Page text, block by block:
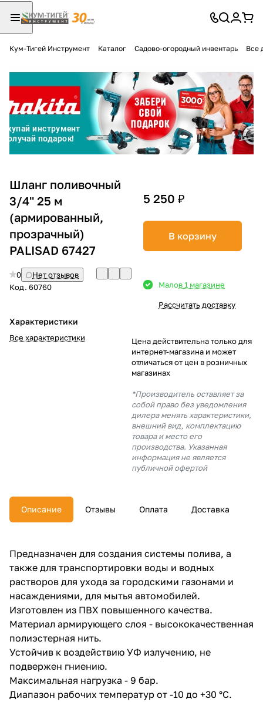
Кум-Тигей Инструмент Каталог Садово-огородный инвентарь Все
Шланг поливочный
3/4'' 25 м
(армированный,
прозрачный)
PALISAD 67427
0
Нет отзывов
Код. 60760
Характеристики
Все характеристики
5 250 ₽
В корзину
Малов 1 магазине
Рассчитать доставку
Цена действительна только для
интернет-магазина и может
отличаться от цен в розничных
магазинах
*Производитель оставляет за
собой право без уведомления
дилера менять характеристики,
внешний вид, комплектацию
товара и место его
производства. Указанная
информация не является
публичной офертой
Описание Отзывы Оплата Доставка
Предназначен для создания системы полива, а
также для транспортировки воды и водных
растворов для ухода за городскими газонами и
насаждениями, для мытья автомобилей.
Изготовлен из ПВХ повышенного качества.
Материал армирующего слоя - высококачественная
полиэстерная нить.
Устойчив к воздействию УФ излучению, не
подвержен гниению.
Максимальная нагрузка - 9 бар.
Диапазон рабочих температур от -10 до +30 °С.
Разбейте
оплатуна части
без переплат
График платежей
Сегодня
Добавляйте товары
Оплачивайте сегодня только
% картой любого банка
выбранный способом
% будут
с вашей карты
каждые 2 недели
Подробнее
раз в 2
недели
Остались вопросы?
8 800 302-02-51
plait.ru